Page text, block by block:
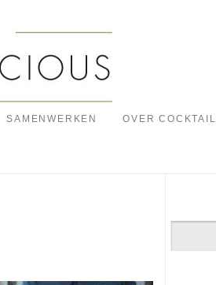
SAMENWERKEN OVER